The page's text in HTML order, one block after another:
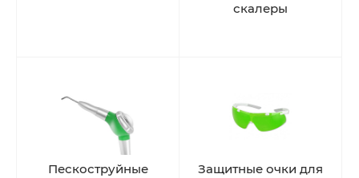
скалеры
Пескоструйные
Защитные очки для